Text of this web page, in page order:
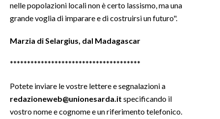
SPIAGGE
nelle popolazioni locali non è certo lassismo, ma una
grande voglia di imparare e di costruirsi un futuro".
Marzia diSelargius, dal Madagascar
**************************************
Potete inviare le vostre lettere e segnalazioni a
redazioneweb@unionesarda.it specificando il
vostro nome e cognome e un riferimento telefonico.